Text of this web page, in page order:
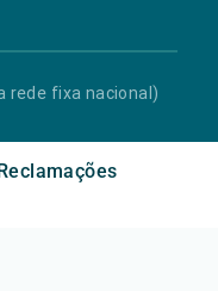
rede fixa nacional)